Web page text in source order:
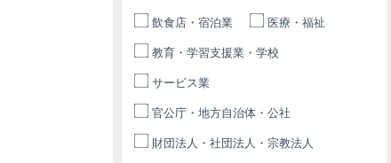
飲食店・宿泊業 医療・福祉
教育・学習支援業・学校
サービス業
官公庁・地方自治体・公社
財団法人・社団法人・宗教法人